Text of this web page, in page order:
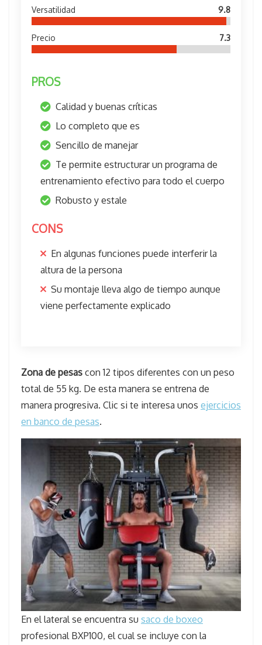
Versatilidad 9.8
Precio 7.3
PROS
Calidad y buenas críticas
Lo completo que es
Sencillo de manejar
Te permite estructurar un programa de
entrenamiento efectivo para todo el cuerpo
Robusto y estale
CONS
En algunas funciones puede interferir la
altura de la persona
Su montaje lleva algo de tiempo aunque
viene perfectamente explicado
Zona de pesas con 12 tipos diferentes con un peso
total de 55 kg. De esta manera se entrena de
manera progresiva. Clic si te interesa unos ejercicios
en banco de pesas.
En el lateral se encuentra su saco de boxeo
profesional BXP100, el cual se incluye con la